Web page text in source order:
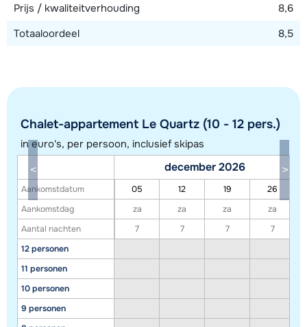
Toon alle accommodaties in dit gebied
Deze kaart geeft een indicatie van de ligging van onze accommodaties. De
exacte locatie kan enigszins afwijken.
Prijs / kwaliteitverhouding
8,6
Totaaloordeel
8,5
Chalet-appartement Le Quartz (10 - 12 pers.)
in euro's, per persoon, inclusief skipas
Aankomstdatum
Aankomstdag
Aantal nachten
12 personen
11 personen
10 personen
9 personen
december 2026
05 12 19
26
za
za za
za
7
7 7 7